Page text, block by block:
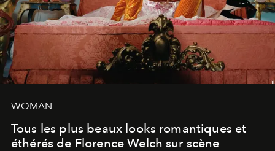
WOMAN
Tous les plus beaux looks romantiques et
éthérés de Florence Welch sur scène